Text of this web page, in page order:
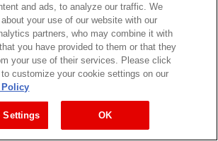
and ads, to analyze our traffic. We
your use of our website with our
partners, who may combine it with
you have provided to them or that they
your use of their services. Please click
customize your cookie settings on our
Policy
Settings OK